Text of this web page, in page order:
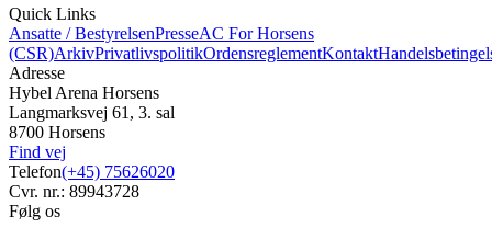
Quick Links
Ansatte / BestyrelsenPresseAC For Horsens
(CSR)ArkivPrivatlivspolitikOrdensreglementKontakt
Adresse
Hybel Arena Horsens
Langmarksvej 61, 3. sal
8700 Horsens
Find vej
Telefon(+45) 75626020
Cvr. nr.: 89943728
Følg os